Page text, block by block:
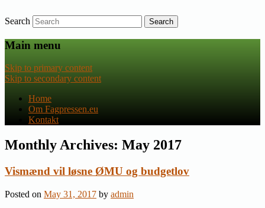
Fagpressen.eu
Nyheder om dansk EU-politik
Search
Main menu
Skip to primary content
Skip to secondary content
Home
Om Fagpressen.eu
Kontakt
Monthly Archives: May 2017
Vismænd vil løsne ØMU og budgetlov
Posted on May 31, 2017 by admin